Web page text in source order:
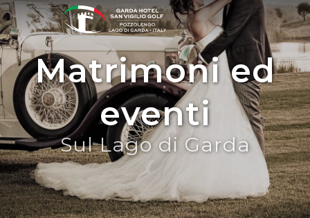
Matrimoni ed
eventi
Sul Lago di Garda